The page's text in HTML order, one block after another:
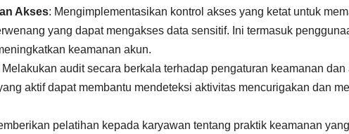
Akses: Mengimplementasikan kontrol akses yang ketat untuk
yang dapat mengakses data sensitif. Ini termasuk
keamanan akun.
Melakukan audit secara berkala terhadap pengaturan keamanan dan
aktif dapat membantu mendeteksi aktivitas mencurigakan dan
pelatihan kepada karyawan tentang praktik keamanan